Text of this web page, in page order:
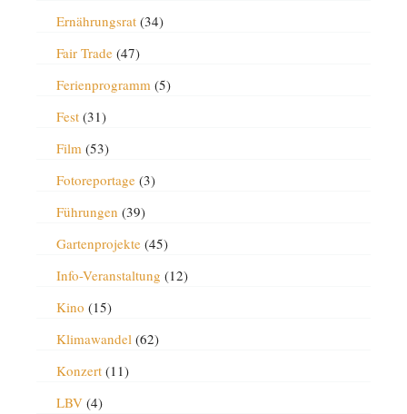
Ernährungsrat(34)
Fair Trade(47)
Ferienprogramm(5)
Fest(31)
Film(53)
Fotoreportage(3)
Führungen (39)
Gartenprojekte(45)
Info-Veranstaltung (12)
Kino (15)
Klimawandel(62)
Konzert(11)
LBV(4)